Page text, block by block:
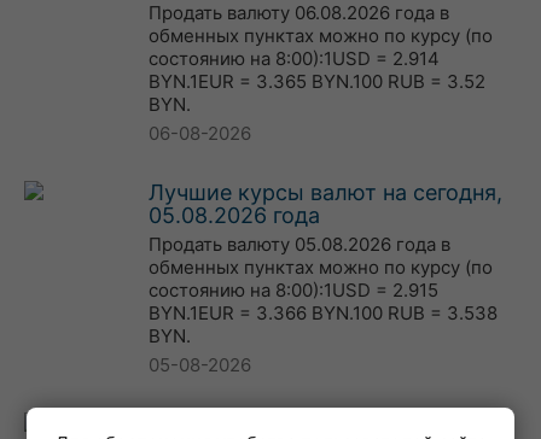
Продать валюту 06.08.2026 года в
обменных пунктах можно по курсу (по
состоянию на 8:00):1USD = 2.914
BYN.1EUR = 3.365 BYN.100 RUB = 3.52
BYN.
06-08-2026
Лучшие курсы валют на сегодня,
05.08.2026 года
Продать валюту 05.08.2026 года в
обменных пунктах можно по курсу (по
состоянию на 8:00):1USD = 2.915
BYN.1EUR = 3.366 BYN.100 RUB = 3.538
BYN.
05-08-2026